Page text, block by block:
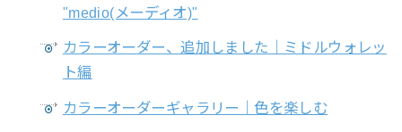
"medio(メーディオ)"
カラーオーダー、追加しました｜ミドルウォレッ
ト編
カラーオーダーギャラリー｜色を楽しむ